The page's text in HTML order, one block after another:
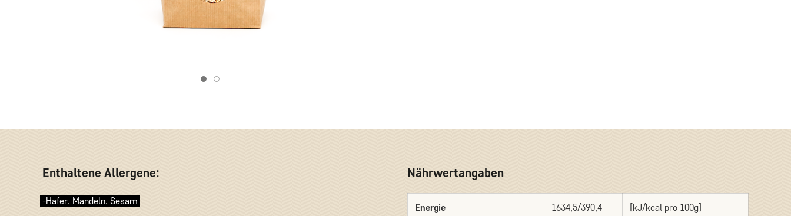
Item 1
Enthaltene Allergene:
-Hafer, Mandeln, Sesam
Nährwertangaben
Energie 1634,5/390,4 [kJ/kcal pro 100g]